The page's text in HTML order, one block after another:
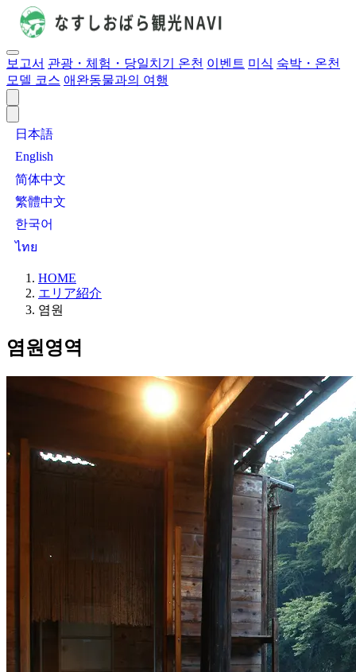
보고서 관광・체험・당일치기 온천 이벤트 미식 숙박・온천
모델 코스 애완동물과의 여행
日本語
English
简体中文
繁體中文
한국어
ไทย
HOME
エリア紹介
염원
염원영역